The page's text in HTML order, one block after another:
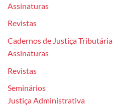
Assinaturas
Revistas
Cadernos de Justiça Tributária
Assinaturas
Revistas
Seminários
Justiça Administrativa